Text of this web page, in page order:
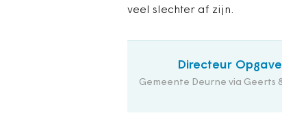
veel slechter af zijn.
Directeur
Gemeente Deurne via Geerts